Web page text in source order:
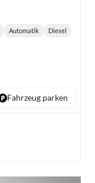
Automatik Diesel
Fahrzeug parken